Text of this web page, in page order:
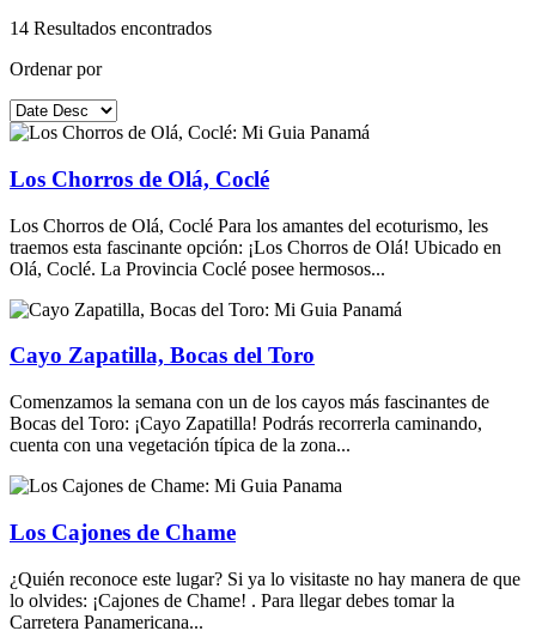
14 Resultados encontrados
Ordenar por
Los Chorros de Olá, Coclé
Los Chorros de Olá, Coclé Para los amantes del ecoturismo, les
traemos esta fascinante opción: ¡Los Chorros de Olá! Ubicado en
Olá, Coclé. La Provincia Coclé posee hermosos...
Cayo Zapatilla, Bocas del Toro
Comenzamos la semana con un de los cayos más fascinantes de
Bocas del Toro: ¡Cayo Zapatilla! Podrás recorrerla caminando,
cuenta con una vegetación típica de la zona...
Los Cajones de Chame
¿Quién reconoce este lugar? Si ya lo visitaste no hay manera de que
lo olvides: ¡Cajones de Chame! . Para llegar debes tomar la
Carretera Panamericana...